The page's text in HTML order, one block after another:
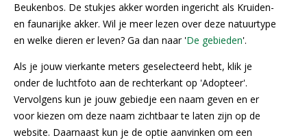
Beukenbos. De stukjes akker worden ingericht als Kruiden-
en faunarijke akker. Wil je meer lezen over deze natuurtype
en welke dieren er leven? Ga dan naar 'De gebieden'.
Als je jouw vierkante meters geselecteerd hebt, klik je
onder de luchtfoto aan de rechterkant op 'Adopteer'.
Vervolgens kun je jouw gebiedje een naam geven en er
voor kiezen om deze naam zichtbaar te laten zijn op de
website. Daarnaast kun je de optie aanvinken om een